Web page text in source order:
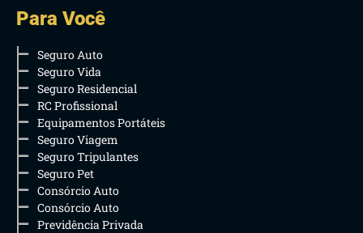
Para Você
Seguro Auto
Seguro Vida
Seguro Residencial
RC Profissional
Equipamentos Portáteis
Seguro Viagem
Seguro Tripulantes
Seguro Pet
Consórcio Auto
Consórcio Auto
Previdência Privada